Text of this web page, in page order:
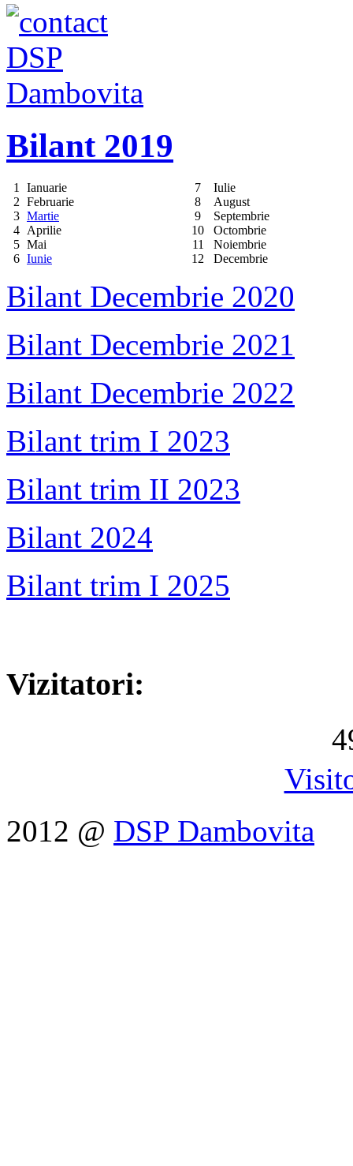
Bilant 2019
1 Ianuarie 7
Iulie
2 Februarie 8
August
3 Martie 9
Septembrie
4 Aprilie 10
Octombrie
5 Mai 11
Noiembrie
6 Iunie 12 Decembrie
Bilant Decembrie 2020
Bilant Decembrie 2021
Bilant Decembrie 2022
Bilant trim I 2023
Bilant trim II 2023
Bilant 2024
Bilant trim I 2025
Vizitatori:
4
2012 @ DSP Dambovita